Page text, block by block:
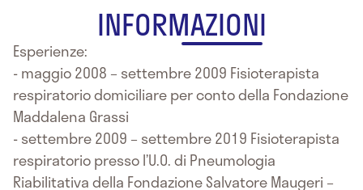
INFORMAZIONI
Esperienze:
- maggio 2008 – settembre 2009 Fisioterapista
respiratorio domiciliare per conto della Fondazione
Maddalena Grassi
- settembre 2009 – settembre 2019 Fisioterapista
respiratorio presso l’U.O. di Pneumologia
Riabilitativa della Fondazione Salvatore Maugeri –